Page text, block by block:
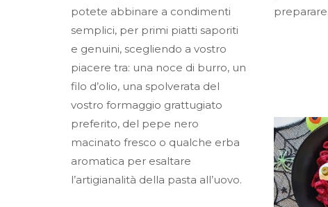
potete abbinare a condimenti
semplici, per primi piatti saporiti
e genuini, scegliendo a vostro
piacere tra: una noce di burro, un
filo d’olio, una spolverata del
vostro formaggio grattugiato
preferito, del pepe nero
macinato fresco o qualche erba
aromatica per esaltare
l’artigianalità della pasta all’uovo.